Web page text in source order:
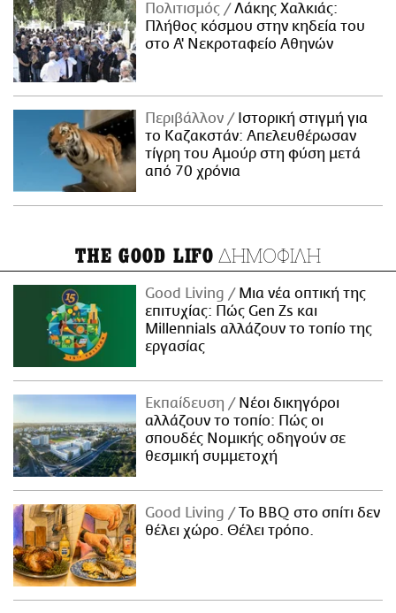
Πολιτισμός
Λάκης Χαλκιάς:
Πλήθος κόσμου στην κηδεία του
στο Α' Νεκροταφείο Αθηνών
Περιβάλλον
Ιστορική στιγμή για
το Καζακστάν: Απελευθέρωσαν
τίγρη του Αμούρ στη φύση μετά
από 70 χρόνια
THE GOOD LIFO ΔΗΜΟΦΙΛΗ
Good Living
Μια νέα οπτική της
επιτυχίας: Πώς Gen Zs και
Millennials αλλάζουν το τοπίο της
εργασίας
Εκπαίδευση
Νέοι δικηγόροι
αλλάζουν το τοπίο: Πώς οι
σπουδές Νομικής οδηγούν σε
θεσμική συμμετοχή
Good Living
Το BBQ στο σπίτι δεν
θέλει χώρο. Θέλει τρόπο.